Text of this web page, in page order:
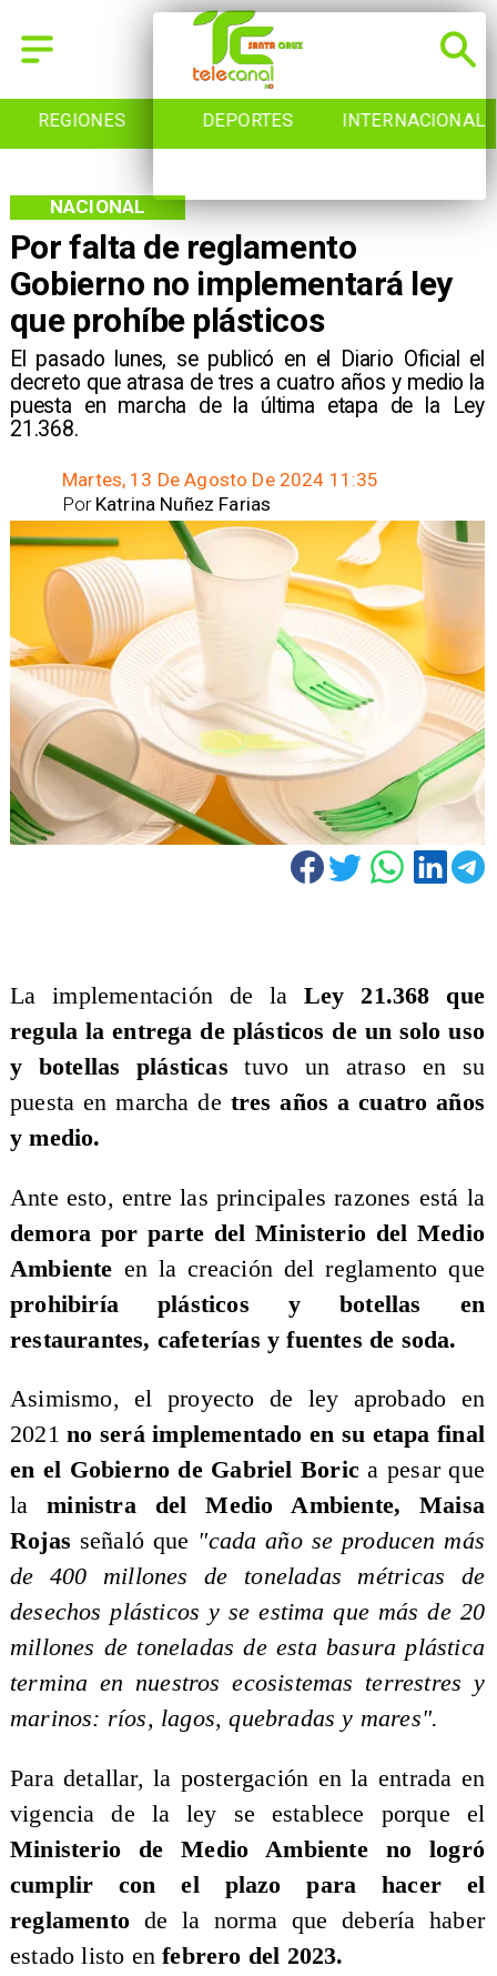
REGIONES DEPORTES INTERNACIONAL
Por falta de reglamento
Gobierno no implementará ley
que prohíbe plásticos
El pasado lunes, se publicó en el Diario Oficial el
decreto que atrasa de tres a cuatro años y medio la
puesta en marcha de la última etapa de la Ley
21.368.
NACIONAL
Martes, 13 De Agosto De 2024 11:35
Katrina Nuñez Farias
Por
La implementación de la Ley 21.368 que
regula la entrega de plásticos de un solo uso
y botellas plásticas tuvo un atraso en su
puesta en marcha de tres años a cuatro años
y medio.
Ante esto, entre las principales razones está la
demora por parte del Ministerio del Medio
Ambiente en la creación del reglamento que
prohibiría plásticos y botellas en
restaurantes, cafeterías y fuentes de soda.
Asimismo, el proyecto de ley aprobado en
2021no será implementado en su etapa final
en el Gobierno de Gabriel Borica pesar que
laministra del Medio Ambiente, Maisa
Rojas señaló que "cada año se producen más
de 400 millones de toneladas métricas de
desechos plásticos y se estima que más de 20
millones de toneladas de esta basura plástica
termina en nuestros ecosistemas terrestres y
marinos: ríos, lagos, quebradas y mares".
Para detallar, la postergación en la entrada en
vigencia de la ley se establece porque el
Ministerio de Medio Ambiente no logró
cumplir con el plazo para hacer el
reglamentode la norma que debería haber
estado listo enfebrero del 2023.